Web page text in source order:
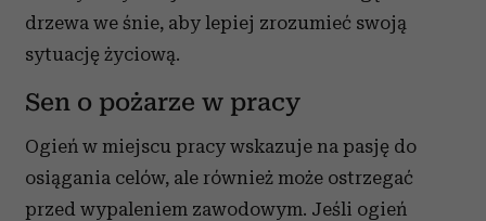
drzewa we śnie, aby lepiej zrozumieć swoją
sytuację życiową.
Sen o pożarze w pracy
Ogień w miejscu pracy wskazuje na pasję do
osiągania celów, ale również może ostrzegać
przed wypaleniem zawodowym. Jeśli ogień